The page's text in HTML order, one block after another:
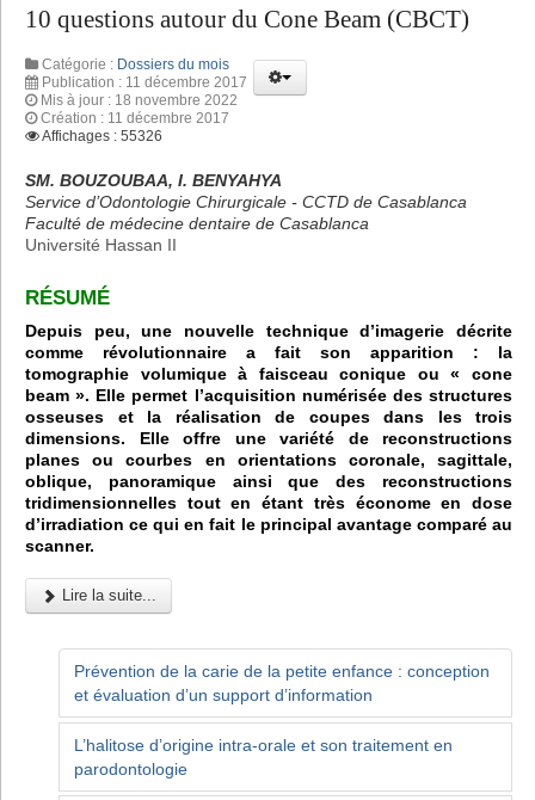
10 questions autour du Cone Beam (CBCT)
Catégorie : Dossiers du mois
Publication : 11 décembre 2017
Mis à jour : 18 novembre 2022
Création : 11 décembre 2017
Affichages : 55326
SM. BOUZOUBAA, I. BENYAHYA
Service d’Odontologie Chirurgicale - CCTD de Casablanca
Faculté de médecine dentaire de Casablanca
Université Hassan II
RÉSUMÉ
Depuis peu, une nouvelle technique d’imagerie décrite
comme révolutionnaire a fait son apparition : la
tomographie volumique à faisceau conique ou « cone
beam ». Elle permet l’acquisition numérisée des structures
osseuses et la réalisation de coupes dans les trois
dimensions. Elle offre une variété de reconstructions
planes ou courbes en orientations coronale, sagittale,
oblique, panoramique ainsi que des reconstructions
tridimensionnelles tout en étant très économe en dose
d’irradiation ce qui en fait le principal avantage comparé au
scanner.
Lire la suite...
Prévention de la carie de la petite enfance : conception
et évaluation d’un support d’information
L’halitose d’origine intra-orale et son traitement en
parodontologie